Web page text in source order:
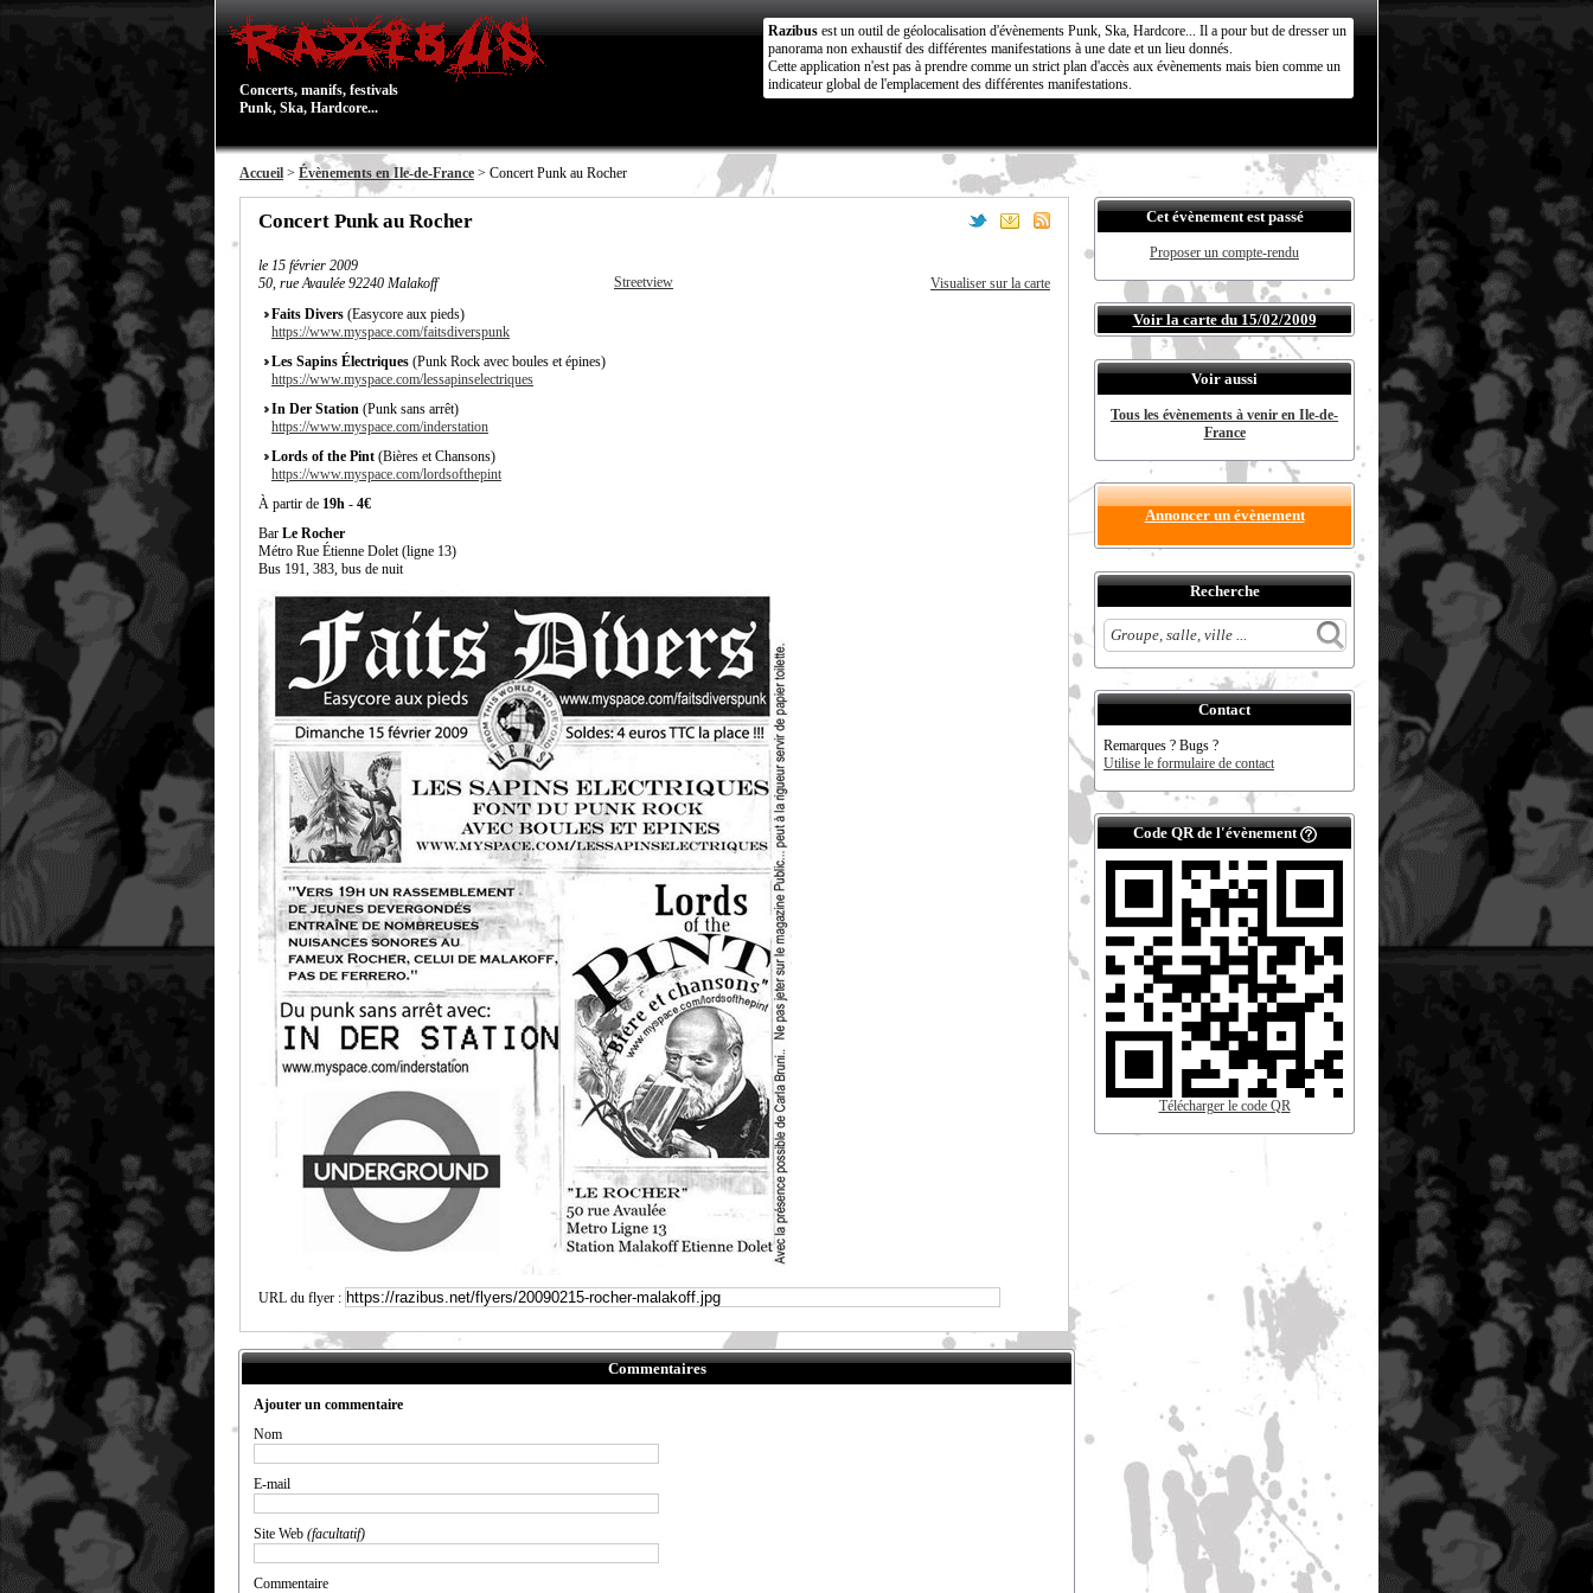
Concerts, manifs, festivals
Punk, Ska, Hardcore...
Razibus est un outil de géolocalisation d'évènements Punk, Ska, Hardcore... Il a pour but de dresser un
panorama non exhaustif des différentes manifestations à une date et un lieu donnés.
Cette application n'est pas à prendre comme un strict plan d'accès aux évènements mais bien comme un
indicateur global de l'emplacement des différentes manifestations.
Accueil > Évènements en Ile-de-France > Concert Punk au Rocher
Concert Punk au Rocher
le 15 février 2009
50, rue Avaulée 92240 Malakoff
Streetview
Visualiser sur la carte
Faits Divers (Easycore aux pieds)
https://www.myspace.com/faitsdiverspunk
Les Sapins Électriques (Punk Rock avec boules et épines)
https://www.myspace.com/lessapinselectriques
In Der Station (Punk sans arrêt)
https://www.myspace.com/inderstation
Lords of the Pint (Bières et Chansons)
https://www.myspace.com/lordsofthepint
À partir de 19h - 4€
Bar Le Rocher
Métro Rue Étienne Dolet (ligne 13)
Bus 191, 383, bus de nuit
URL du flyer :
Commentaires
Ajouter un commentaire
Nom
E-mail
Site Web (facultatif)
Commentaire
Cet évènement est passé
Proposer un compte-rendu
Voir la carte du 15/02/2009
Voir aussi
Tous les évènements à venir en Ile-de-
France
Annoncer un évènement
Recherche
Contact
Remarques ? Bugs ?
Utilise le formulaire de contact
Code QR de l'évènement
Télécharger le code QR